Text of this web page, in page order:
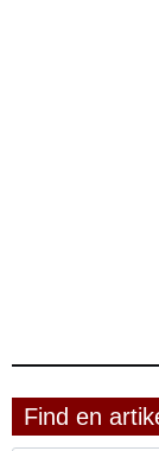
Find en